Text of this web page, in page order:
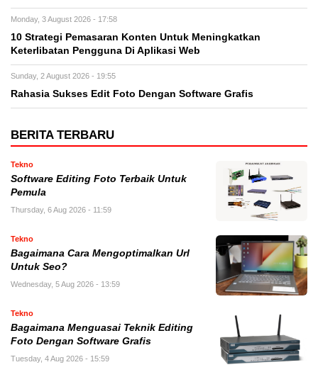
Monday, 3 August 2026 - 17:58
10 Strategi Pemasaran Konten Untuk Meningkatkan
Keterlibatan Pengguna Di Aplikasi Web
Sunday, 2 August 2026 - 19:55
Rahasia Sukses Edit Foto Dengan Software Grafis
BERITA TERBARU
Tekno
Software Editing Foto Terbaik Untuk
Pemula
Thursday, 6 Aug 2026 - 11:59
Tekno
Bagaimana Cara Mengoptimalkan Url
Untuk Seo?
Wednesday, 5 Aug 2026 - 13:59
Tekno
Bagaimana Menguasai Teknik Editing
Foto Dengan Software Grafis
Tuesday, 4 Aug 2026 - 15:59